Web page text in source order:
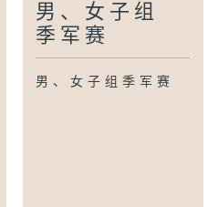
男、女子组
季军赛
男、女子组季军赛